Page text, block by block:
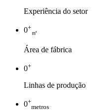
Experiência do setor
0+
㎡
Área de fábrica
0+
Linhas de produção
0+
metros